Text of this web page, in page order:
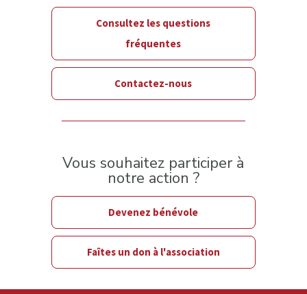
Consultez les questions
fréquentes
Contactez-nous
Vous souhaitez participer à
notre action ?
Devenez bénévole
Faîtes un don à l'association